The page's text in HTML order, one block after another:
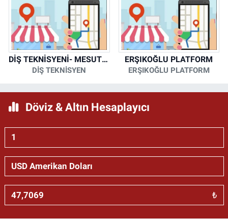
DİŞ TEKNİSYENİ- MESUT KORKMAZ
DİŞ TEKNİSYEN
ERŞIKOĞLU PLATFORM
ERŞIKOĞLU PLATFORM
Döviz & Altın Hesaplayıcı
₺